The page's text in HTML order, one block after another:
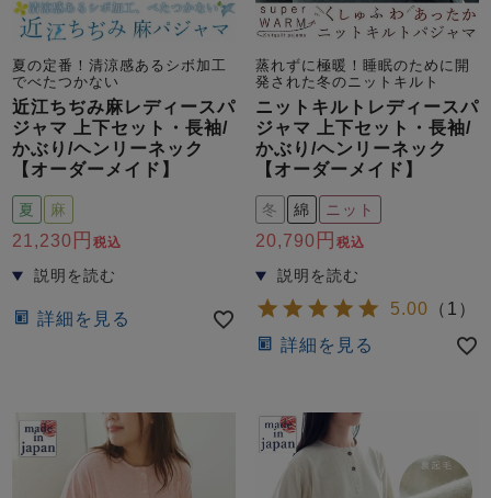
春 夏 秋 冬
売れ筋ランキング
- Item Ranking -
新着商品
- New Arrival -
すべての季節のパジャマ一覧はこちら
すべてのキッ
パジャマ
ガールズ前開
き
ガールズかぶ
り
ボーイズ長袖
ボーイズ前開
ボーイズかぶ
ガールズ ガールズ ボーイズ ボーイズズボ
夏の定番！清涼感あるシボ加工
でべたつかない
近江ちぢみ麻レディースパ
ジャマ 上下セット・長袖/
かぶり/ヘンリーネック
【オーダーメイド】
夏 麻
21,230 税込
詳細を見る
蒸れずに極暖！睡眠のために開
発された冬のニットキルト
ニットキルトレディースパ
ジャマ 上下セット・長袖/
かぶり/ヘンリーネック
【オーダーメイド】
冬 綿 ニット
20,790 税込
5.00 （ 1 ）
詳細を見る